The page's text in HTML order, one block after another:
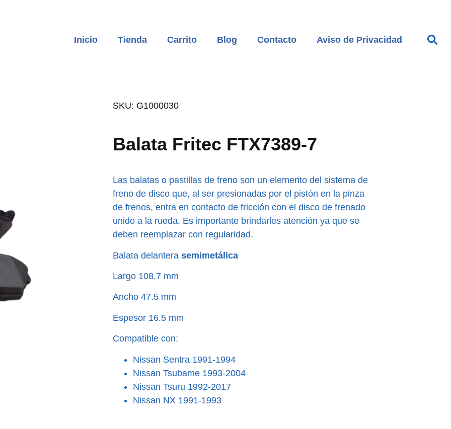
Inicio Tienda Carrito Blog Contacto Aviso de Privacidad
SKU: G1000030
Balata Fritec FTX7389-7
Las balatas o pastillas de freno son un elemento del sistema de
freno de disco que, al ser presionadas por el pistón en la pinza
de frenos, entra en contacto de fricción con el disco de frenado
unido a la rueda. Es importante brindarles atención ya que se
deben reemplazar con regularidad.
Balata delantera semimetálica
Largo 108.7 mm
Ancho 47.5 mm
Espesor 16.5 mm
Compatible con:
Nissan Sentra 1991-1994
Nissan Tsubame 1993-2004
Nissan Tsuru 1992-2017
Nissan NX 1991-1993